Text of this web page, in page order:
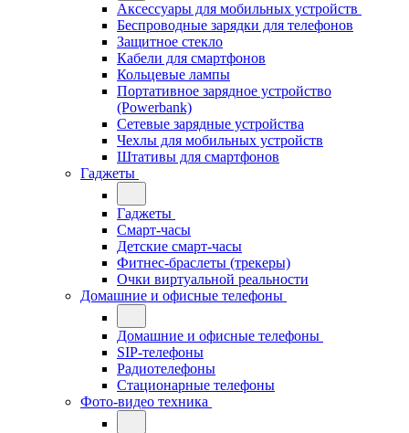
Аксессуары для мобильных устройств
Беспроводные зарядки для телефонов
Защитное стекло
Кабели для смартфонов
Кольцевые лампы
Портативное зарядное устройство
(Powerbank)
Сетевые зарядные устройства
Чехлы для мобильных устройств
Штативы для смартфонов
Гаджеты
Гаджеты
Смарт-часы
Детские смарт-часы
Фитнес-браслеты (трекеры)
Очки виртуальной реальности
Домашние и офисные телефоны
Домашние и офисные телефоны
SIP-телефоны
Радиотелефоны
Стационарные телефоны
Фото-видео техника